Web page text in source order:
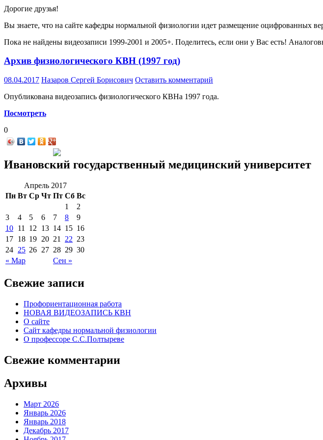
Дорогие друзья!
Вы знаете, что на сайте кафедры нормальной физиологии идет размещение оцифрованных
Пока не найдены видеозаписи 1999-2001 и 2005+. Поделитесь, если они у Вас есть!
Архив физиологического КВН (1997 год)
08.04.2017 Назаров Сергей Борисович Оставить комментарий
Опубликована видеозапись физиологического КВНа 1997 года.
Посмотреть
0
Ивановский государственный медицинский университет
Апрель 2017
Пн Вт Ср Чт Пт Сб Вс
« Мар Сен »
1
2
3
4 5 6 7 8
9
10 11 12 13 14 15 16
17 18 19 20 21 22 23
24 25 26 27 28 29 30
Свежие записи
Профориентационная работа
НОВАЯ ВИДЕОЗАПИСЬ КВН
О сайте
Сайт кафедры нормальной физиологии
О профессоре С.С.Полтыреве
Свежие комментарии
Архивы
Март 2026
Январь 2026
Январь 2018
Декабрь 2017